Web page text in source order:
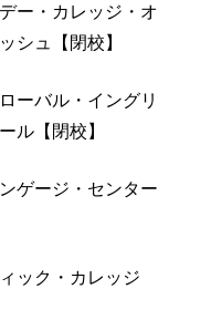
ー・カレッジ・オ
シュ【閉校】
ーバル・イングリ
ル【閉校】
ゲージ・センター
ック・カレッジ